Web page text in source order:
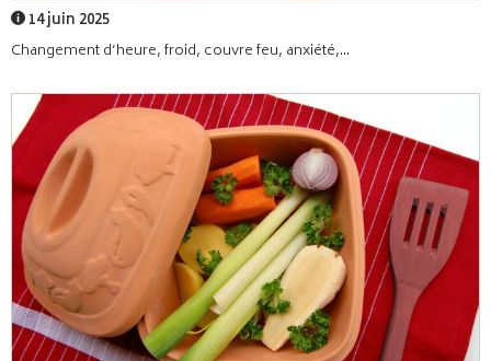
14 juin 2025
Changement d’heure, froid, couvre feu, anxiété,...